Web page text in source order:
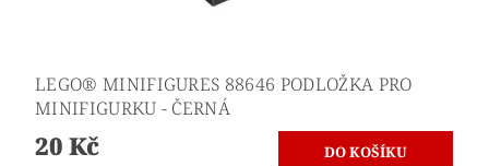
LEGO® MINIFIGURES 88646 PODLOŽKA PRO
MINIFIGURKU - ČERNÁ
20 Kč